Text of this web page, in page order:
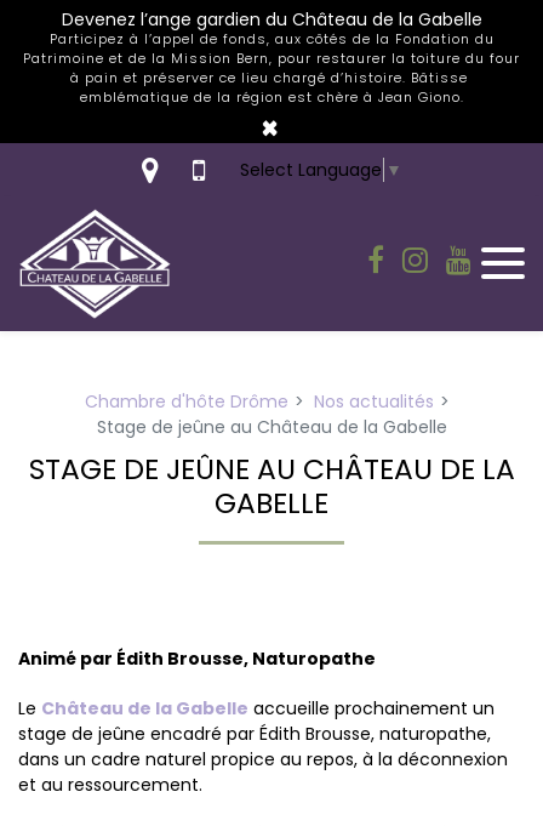
Devenez l’ange gardien du Château de la Gabelle
Participez à l’appel de fonds, aux côtés de la Fondation du
Patrimoine et de la Mission Bern, pour restaurer la toiture du four
à pain et préserver ce lieu chargé d’histoire. Bâtisse
emblématique de la région est chère à Jean Giono.
×
Select Language ▼
Chambre d'hôte Drôme
Nos actualités
Stage de jeûne au Château de la Gabelle
STAGE DE JEÛNE AU CHÂTEAU DE LA
GABELLE
Animé par Édith Brousse, Naturopathe
Le Château de la Gabelle accueille prochainement un
stage de jeûne encadré par Édith Brousse, naturopathe,
dans un cadre naturel propice au repos, à la déconnexion
et au ressourcement.
Panneau de gestion des cookies